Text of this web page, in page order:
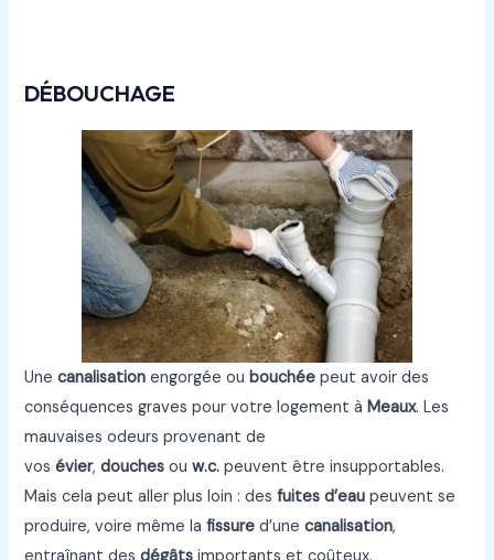
DÉBOUCHAGE
Unecanalisation engorgée oubouchée peut avoir des
conséquences graves pour votre logement àMeaux. Les
mauvaises odeurs provenant de
vosévier,douches ouw.c. peuvent être insupportables.
Mais cela peut aller plus loin : desfuites d’eau peuvent se
produire, voire même lafissure d’unecanalisation,